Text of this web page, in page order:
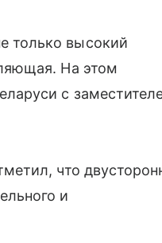
только высокий
На этом
с
что
и